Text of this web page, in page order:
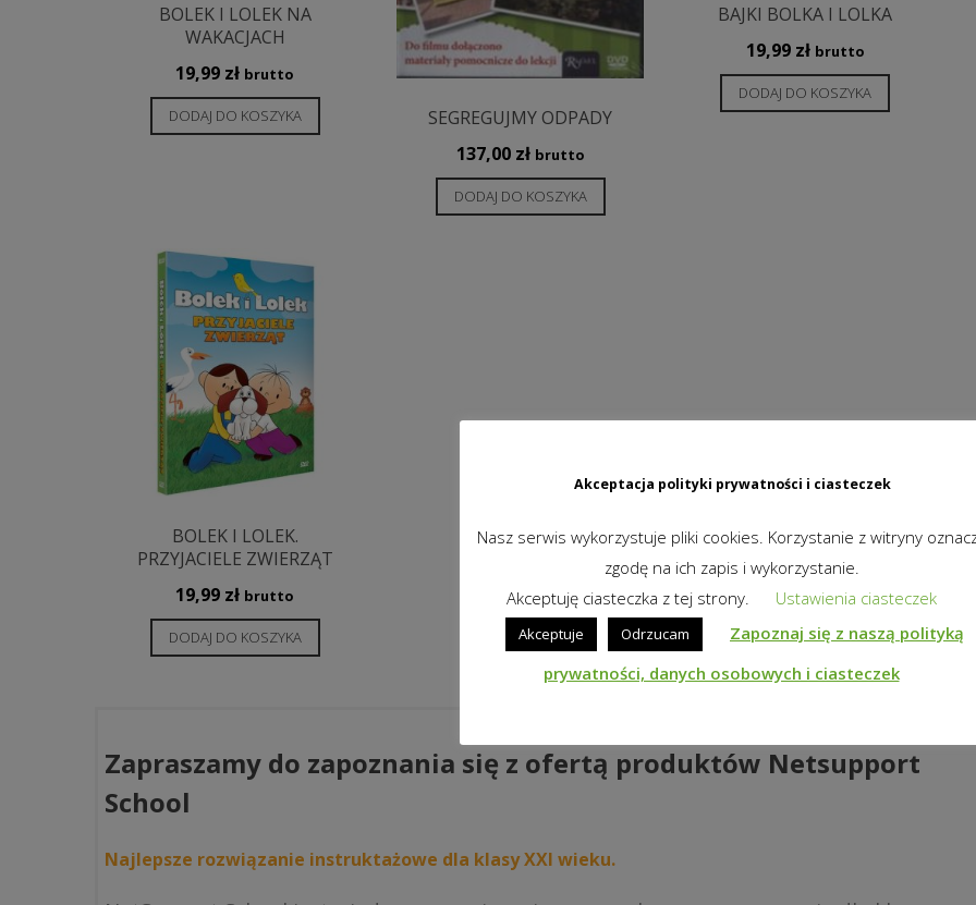
BOLEK I LOLEK NA
WAKACJACH
19,99 zł brutto
DODAJ DO KOSZYKA
SEGREGUJMY ODPADY
137,00 zł brutto
DODAJ DO KOSZYKA
BAJKI BOLKA I LOLKA
19,99 zł brutto
DODAJ DO KOSZYKA
BOLEK I LOLEK.
PRZYJACIELE ZWIERZĄT
19,99 zł brutto
DODAJ DO KOSZYKA
Zapraszamy do zapoznania się z ofertą produktów Netsupport
School
Najlepsze rozwiązanie instruktażowe dla klasy XXI wieku.
Akceptacja polityki prywatności i ciasteczek
Nasz serwis wykorzystuje pliki cookies. Korzystanie z witryny
zgodę na ich zapis i wykorzystanie.
Akceptuję ciasteczka z tej strony.
Ustawienia ciasteczek
Akceptuje Odrzucam
Zapoznaj się z naszą polityką
prywatności, danych osobowych i ciasteczek